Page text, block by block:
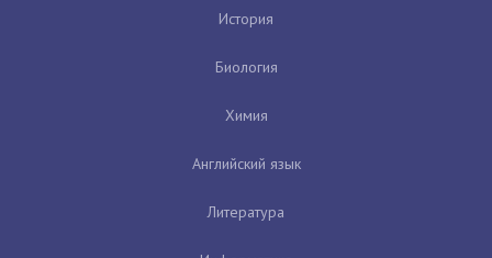
История
Биология
Химия
Английский язык
Литература